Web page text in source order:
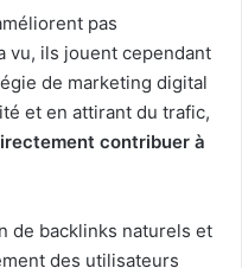
pas
vu, ils jouent cependant
de marketing digital
et en attirant du trafic,
contribuer à
de backlinks naturels et
des utilisateurs